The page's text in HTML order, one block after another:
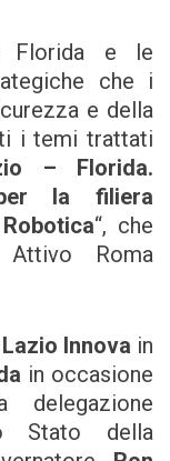
Florida e le
che i
e della
i temi trattati
– Florida.
la filiera
“, che
Roma
Lazio Innova in
in occasione
Stato della